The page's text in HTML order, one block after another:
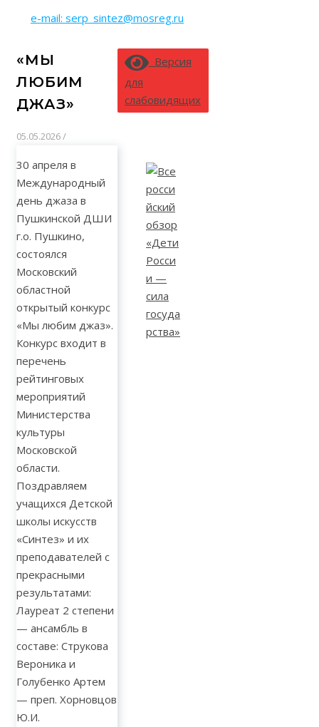
e-mail: serp_sintez@mosreg.ru
«МЫ
ЛЮБИМ
ДЖАЗ»
05.05.2026/
30 апреля в
Международный
день джаза в
Пушкинской ДШИ
г.о. Пушкино,
состоялся
Московский
областной
открытый конкурс
«Мы любим джаз».
Конкурс входит в
перечень
рейтинговых
мероприятий
Министерства
культуры
Московской
области.
Поздравляем
учащихся Детской
школы искусств
«Синтез» и их
преподавателей с
прекрасными
результатами:
Лауреат 2 степени
— ансамбль в
составе: Струкова
Вероника и
Голубенко Артем
— преп. Хорновцов
Ю.И.
Версия
для
слабовидящих